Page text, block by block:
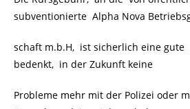
subventionierte Alpha Nova
schaft m.b.H, ist sicherlich eine gute
bedenkt, in der Zukunft keine
Probleme mehr mit der Polizei oder